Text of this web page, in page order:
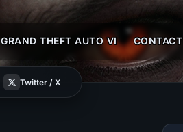
GRAND THEFT AUTO VI CONTACT
Twitter / X